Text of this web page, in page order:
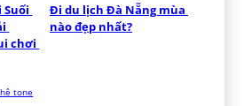
chơi
Đi du lịch Đà Nẵng mùa
nào đẹp nhất?